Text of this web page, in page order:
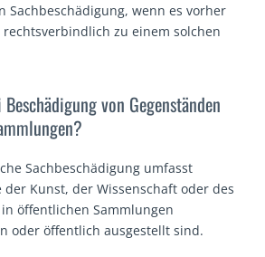
Sachbeschädigung, wenn es vorher
zu einem solchen
von Gegenständen
Sachbeschädigung umfasst
der Kunst, der Wissenschaft oder des
öffentlichen Sammlungen
oder öffentlich ausgestellt sind.